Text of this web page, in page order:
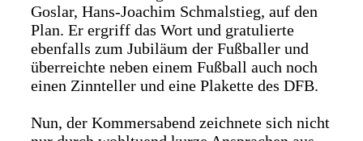
Goslar, Hans-Joachim Schmalstieg, auf den
Plan. Er ergriff das Wort und gratulierte
ebenfalls zum Jubiläum der Fußballer und
überreichte neben einem Fußball auch noch
einen Zinnteller und eine Plakette des DFB.
Nun, der Kommersabend zeichnete sich nicht